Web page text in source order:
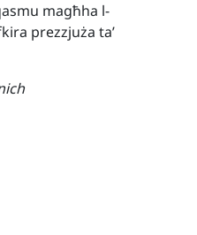
magħha l-
prezzjuża ta’